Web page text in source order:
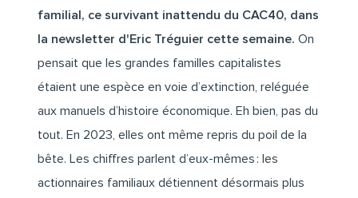
familial, ce survivant inattendu du CAC40, dans
la newsletter d'Eric Tréguier cette semaine. On
pensait que les grandes familles capitalistes
étaient une espèce en voie d’extinction, reléguée
aux manuels d’histoire économique. Eh bien, pas du
tout. En 2023, elles ont même repris du poil de la
bête. Les chiffres parlent d’eux-mêmes : les
actionnaires familiaux détiennent désormais plus